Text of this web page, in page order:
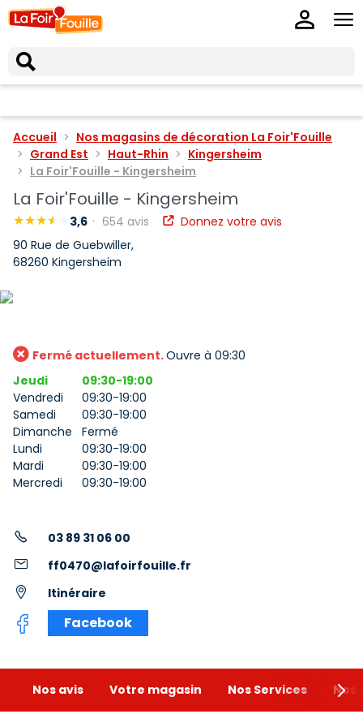
Accueil
Nos magasins de décoration La Foir'Fouille
Grand Est
Haut-Rhin
Kingersheim
La Foir'Fouille - Kingersheim
La Foir'Fouille - Kingersheim
3,6 654 avis
Donnez votre avis
90 Rue de Guebwiller,
68260 Kingersheim
Fermé actuellement.Ouvre à 09:30
Jeudi
09:30-19:00
Vendredi
09:30-19:00
Samedi
09:30-19:00
Dimanche
Fermé
Lundi
09:30-19:00
Mardi
09:30-19:00
Mercredi
09:30-19:00
03 89 31 06 00
ff0470@lafoirfouille.fr
Itinéraire
Facebook
Nos avis Votre magasin Nos Services Nos